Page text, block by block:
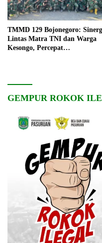
TMMD 129 Bojonegoro:
Lintas Matra TNI dan Warga
Kesongo, Percepat
GEMPUR ROKOK